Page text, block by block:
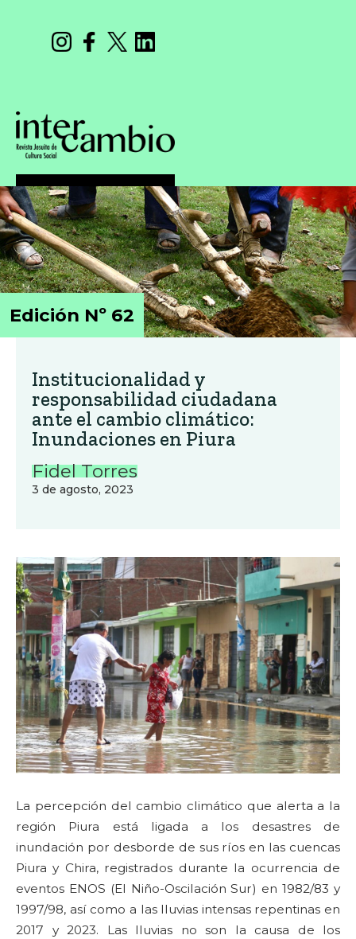
Edición Nº 62
Institucionalidad y
responsabilidad ciudadana
ante el cambio climático:
Inundaciones en Piura
Fidel Torres
3 de agosto, 2023
La percepción del cambio climático que alerta a la
región Piura está ligada a los desastres de
inundación por desborde de sus ríos en las cuencas
Piura y Chira, registrados durante la ocurrencia de
eventos ENOS (El Niño-Oscilación Sur) en 1982/83 y
1997/98, así como a las lluvias intensas repentinas en
2017 y 2023. Las lluvias no son la causa de los